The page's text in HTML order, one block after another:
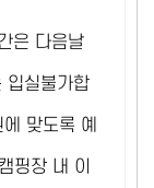
은 다음날
실불가합
맞도록 예
핑장 내 이